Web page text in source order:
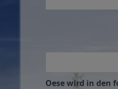
Oese wird in den